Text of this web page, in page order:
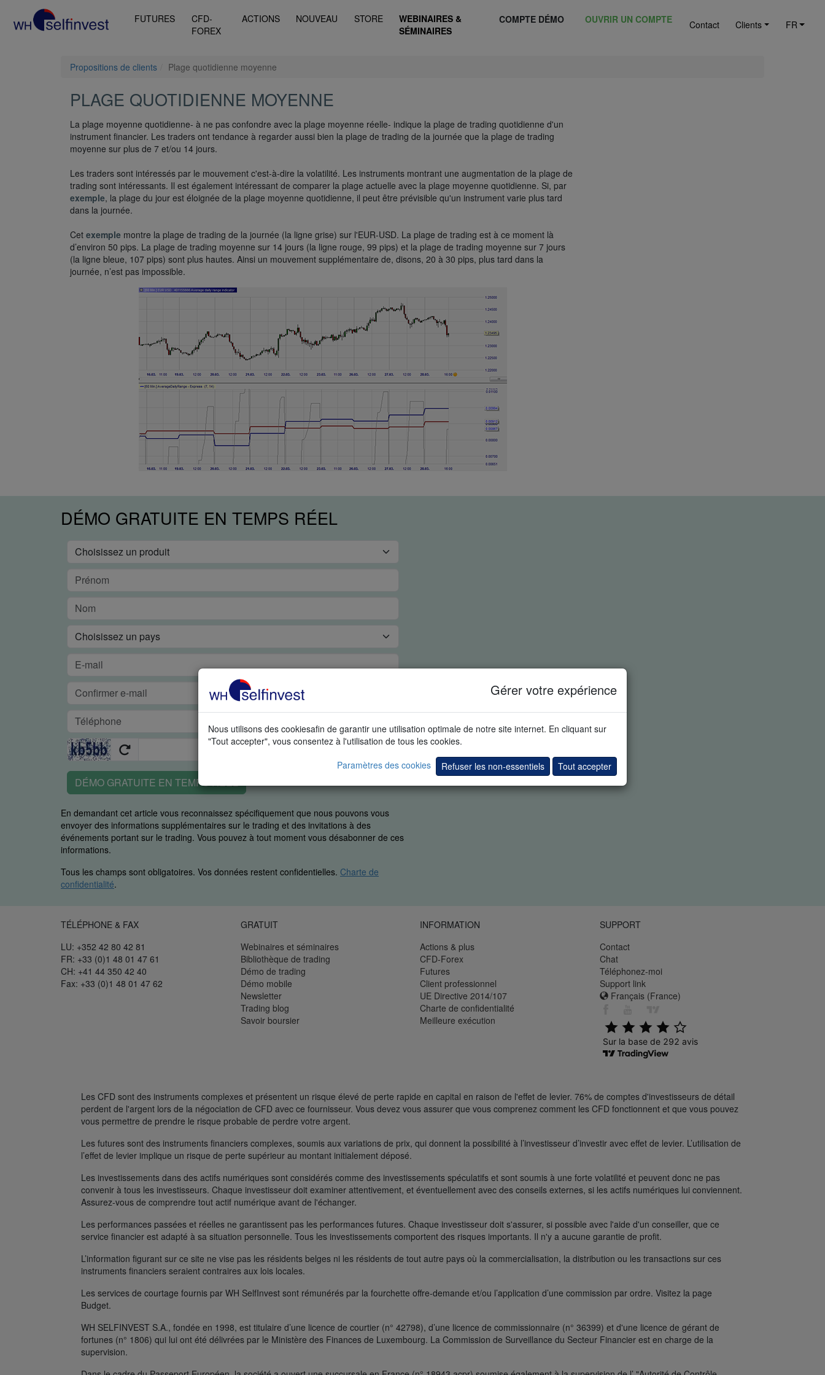
FUTURES
CFD-
FOREX
ACTIONS NOUVEAU STORE
WEBINAIRES &
SÉMINAIRES
COMPTE DÉMO OUVRIR UN COMPTE Contact Clients FR
Propositions de clients Plage quotidienne moyenne
PLAGE QUOTIDIENNE MOYENNE
La plage moyenne quotidienne- à ne pas confondre avec la plage moyenne réelle- indique la plage de trading quotidienne d'un
instrument financier. Les traders ont tendance à regarder aussi bien la plage de trading de la journée que la plage de trading
moyenne sur plus de 7 et/ou 14 jours.
Les traders sont intéressés par le mouvement c'est-à-dire la volatilité. Les instruments montrant une augmentation de la plage de
trading sont intéressants. Il est également intéressant de comparer la plage actuelle avec la plage moyenne quotidienne. Si, par
exemple, la plage du jour est éloignée de la plage moyenne quotidienne, il peut être prévisible qu'un instrument varie plus tard
dans la journée.
Cet exemple montre la plage de trading de la journée (la ligne grise) sur l'EUR-USD. La plage de trading est à ce moment là
d’environ 50 pips. La plage de trading moyenne sur 14 jours (la ligne rouge, 99 pips) et la plage de trading moyenne sur 7 jours
(la ligne bleue, 107 pips) sont plus hautes. Ainsi un mouvement supplémentaire de, disons, 20 à 30 pips, plus tard dans la
journée, n’est pas impossible.
Gérer votre expérience
Nous utilisons des cookiesafin de garantir une utilisation optimale de notre site internet. En cliquant sur
"Tout accepter", vous consentez à l'utilisation de tous les cookies.
Paramètres des cookies
Refuser les non-essentiels Tout accepter
DÉMO GRATUITE EN TEMPS RÉEL
DÉMO GRATUITE EN TEMPS RÉEL
En demandant cet article vous reconnaissez spécifiquement que nous pouvons vous
envoyer des informations supplémentaires sur le trading et des invitations à des
événements portant sur le trading. Vous pouvez à tout moment vous désabonner de ces
informations.
Tous les champs sont obligatoires. Vos données restent confidentielles. Charte de
confidentialité.
TÉLÉPHONE & FAX
LU: +352 42 80 42 81
FR: +33 (0)1 48 01 47 61
CH: +41 44 350 42 40
Fax: +33 (0)1 48 01 47 62
GRATUIT
Webinaires et séminaires
Bibliothèque de trading
Démo de trading
Démo mobile
Newsletter
Trading blog
Savoir boursier
INFORMATION
Actions & plus
CFD-Forex
Futures
Client professionnel
UE Directive 2014/107
Charte de confidentialité
Meilleure exécution
SUPPORT
Contact
Chat
Téléphonez-moi
Support link
Français (France)
Les CFD sont des instruments complexes et présentent un risque élevé de perte rapide en capital en raison de l'effet de levier. 76% de comptes d'investisseurs de détail
perdent de l'argent lors de la négociation de CFD avec ce fournisseur. Vous devez vous assurer que vous comprenez comment les CFD fonctionnent et que vous pouvez
vous permettre de prendre le risque probable de perdre votre argent.
Les futures sont des instruments financiers complexes, soumis aux variations de prix, qui donnent la possibilité à l’investisseur d’investir avec effet de levier. L’utilisation de
l’effet de levier implique un risque de perte supérieur au montant initialement déposé.
Les investissements dans des actifs numériques sont considérés comme des investissements spéculatifs et sont soumis à une forte volatilité et peuvent donc ne pas
convenir à tous les investisseurs. Chaque investisseur doit examiner attentivement, et éventuellement avec des conseils externes, si les actifs numériques lui conviennent.
Assurez-vous de comprendre tout actif numérique avant de l'échanger.
Les performances passées et réelles ne garantissent pas les performances futures. Chaque investisseur doit s'assurer, si possible avec l'aide d'un conseiller, que ce
service financier est adapté à sa situation personnelle. Tous les investissements comportent des risques importants. Il n'y a aucune garantie de profit.
L’information figurant sur ce site ne vise pas les résidents belges ni les résidents de tout autre pays où la commercialisation, la distribution ou les transactions sur ces
instruments financiers seraient contraires aux lois locales.
Les services de courtage fournis par WH SelfInvest sont rémunérés par la fourchette offre-demande et/ou l’application d’une commission par ordre. Visitez la page
Budget.
WH SELFINVEST S.A., fondée en 1998, est titulaire d’une licence de courtier (n° 42798), d’une licence de commissionnaire (n° 36399) et d'une licence de gérant de
fortunes (n° 1806) qui lui ont été délivrées par le Ministère des Finances de Luxembourg. La Commission de Surveillance du Secteur Financier est en charge de la
supervision.